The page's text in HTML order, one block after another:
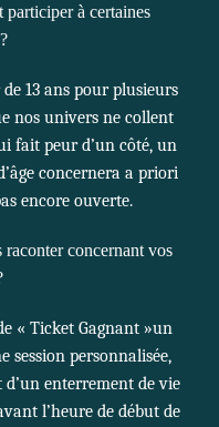
participer à certaines
13 ans pour plusieurs
nos univers ne collent
fait peur d’un côté, un
concernera a priori
encore ouverte.
concernant vos
« Ticket Gagnant »un
session personnalisée,
d’un enterrement de vie
l’heure de début de